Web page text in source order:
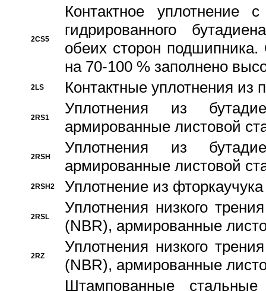
2CS5
Контактное уплотнение
гидрированного
обеих сторон
на 70-100 % заполнено
2LS Контактные уплотнения из
2RS1
Уплотнения из
армированные листовой
2RSH
Уплотнения из
армированные листовой
2RSH2 Уплотнение из
2RSL
Уплотнения низкого
(NBR), армированные
2RZ
Уплотнения низкого
(NBR), армированные
Штампованные